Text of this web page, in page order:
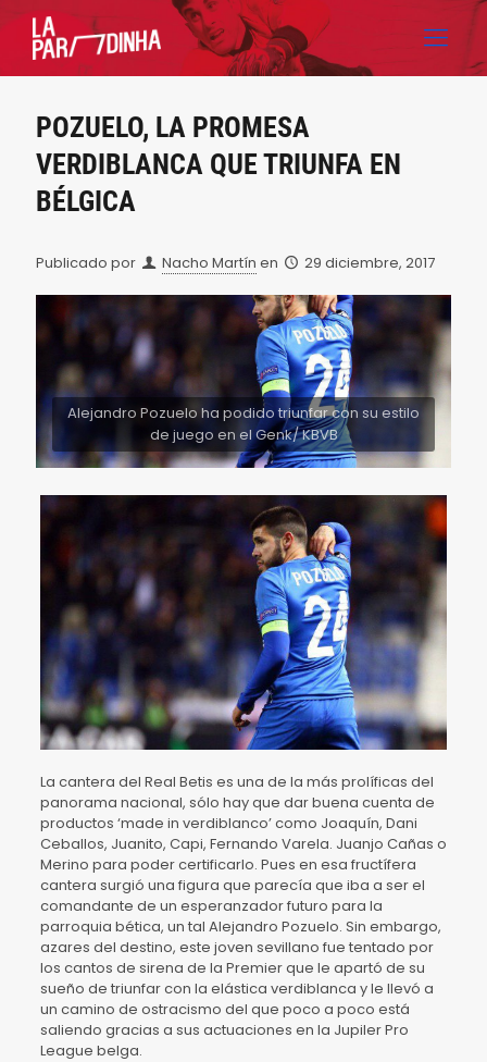
POZUELO, LA PROMESA
VERDIBLANCA QUE TRIUNFA EN
BÉLGICA
Publicado por Nacho Martín en 29 diciembre, 2017
Alejandro Pozuelo ha podido triunfar con su estilo
de juego en el Genk/ KBVB
La cantera del Real Betis es una de la más prolíficas del
panorama nacional, sólo hay que dar buena cuenta de
productos ‘made in verdiblanco’ como Joaquín, Dani
Ceballos, Juanito, Capi, Fernando Varela. Juanjo Cañas o
Merino para poder certificarlo. Pues en esa fructífera
cantera surgió una figura que parecía que iba a ser el
comandante de un esperanzador futuro para la
parroquia bética, un tal Alejandro Pozuelo. Sin embargo,
azares del destino, este joven sevillano fue tentado por
los cantos de sirena de la Premier que le apartó de su
sueño de triunfar con la elástica verdiblanca y le llevó a
un camino de ostracismo del que poco a poco está
saliendo gracias a sus actuaciones en la Jupiler Pro
League belga.